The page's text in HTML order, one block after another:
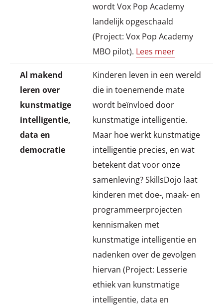
wordt Vox Pop Academy
landelijk opgeschaald
(Project: Vox Pop Academy
MBO pilot). Lees meer
Al makend
leren over
kunstmatige
intelligentie,
data en
democratie
Kinderen leven in een wereld
die in toenemende mate
wordt beïnvloed door
kunstmatige intelligentie.
Maar hoe werkt kunstmatige
intelligentie precies, en wat
betekent dat voor onze
samenleving? SkillsDojo laat
kinderen met doe-, maak- en
programmeerprojecten
kennismaken met
kunstmatige intelligentie en
nadenken over de gevolgen
hiervan (Project: Lesserie
ethiek van kunstmatige
intelligentie, data en